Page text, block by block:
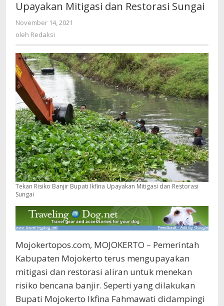
Ikfina
Sungai
Upayakan Mitigasi dan Restorasi Sungai
November 14, 2021
oleh Redaksi
Tekan Risiko Banjir Bupati Ikfina Upayakan Mitigasi dan Restorasi
Sungai
Mojokertopos.com, MOJOKERTO – Pemerintah
Kabupaten Mojokerto terus mengupayakan
mitigasi dan restorasi aliran untuk menekan
risiko bencana banjir. Seperti yang dilakukan
Bupati Mojokerto Ikfina Fahmawati didampingi